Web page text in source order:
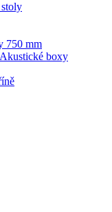
750 mm
Akustické boxy